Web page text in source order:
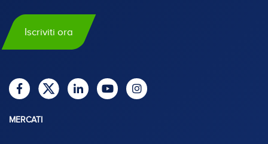
Iscriviti ora
MERCATI